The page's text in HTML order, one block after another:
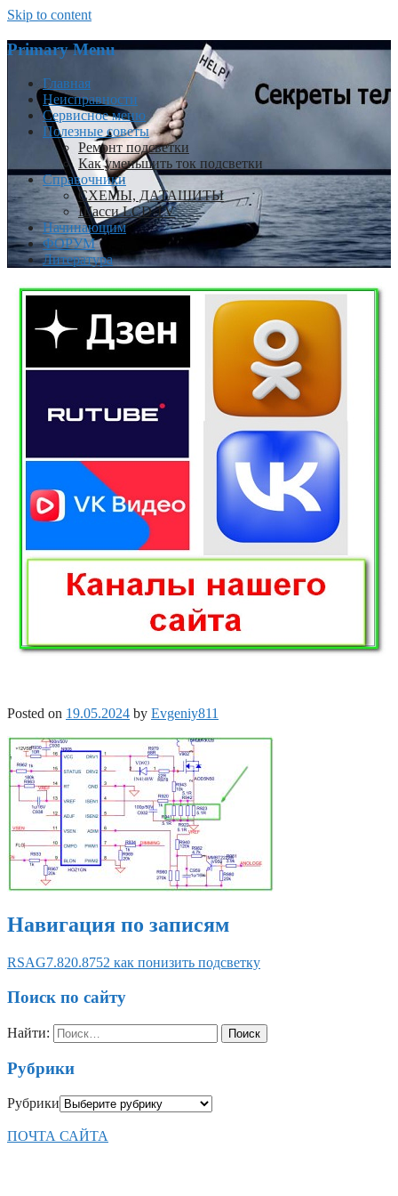
Skip to content
Primary Menu
Главная
Неисправности
Сервисное меню
Полезные советы
Ремонт подсветки
Как уменьшить ток подсветки
Справочники
СХЕМЫ, ДАТАШИТЫ
Шасси LCD TV
Начинающим
ФОРУМ
Литература
Posted on 19.05.2024 by Evgeniy811
Навигация по записям
RSAG7.820.8752 как понизить подсветку
Поиск по сайту
Найти:
Рубрики
Рубрики
ПОЧТА САЙТА